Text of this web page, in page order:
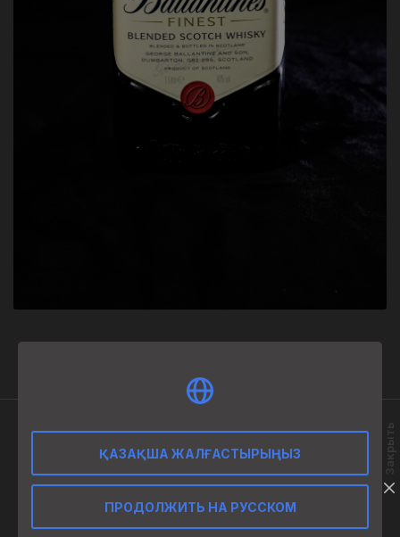
ӨНІМ СИПАТТАМАСЫ
50 мл
ҚАЗАҚША ЖАЛҒАСТЫРЫҢЫЗ
ПРОДОЛЖИТЬ НА РУССКОМ